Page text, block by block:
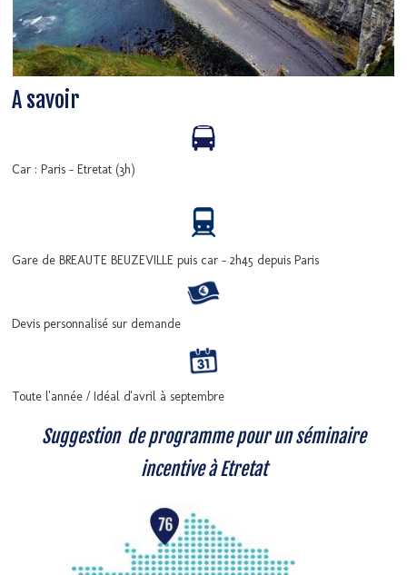
A savoir
Car : Paris - Etretat (3h)
Gare de BREAUTE BEUZEVILLE puis car - 2h45 depuis Paris
Devis personnalisé sur demande
Toute l'année / Idéal d'avril à septembre
Suggestion de programme pour un séminaire
incentive à Etretat